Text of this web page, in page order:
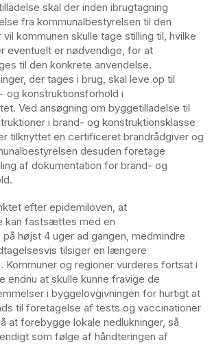
skal der inden ibrugtagning
fra kommunalbestyrelsen til den
kommunen skulle tage stilling til, hvilke
eventuelt er nødvendige, for at
til den konkrete anvendelse.
der tages i brug, skal leve op til
og konstruktionsforhold i
Ved ansøgning om byggetilladelse til
i brand- og konstruktionsklasse
tilknyttet en certificeret brandrådgiver og
desuden foretage
af dokumentation for brand- og
efter epidemiloven, at
kan fastsættes med en
højst 4 uger ad gangen, medmindre
tilsiger en længere
Kommuner og regioner vurderes fortsat i
endnu at skulle kunne fravige de
i byggelovgivningen for hurtigt at
til foretagelse af tests og vaccinationer
at forebygge lokale nedlukninger, så
som følge af håndteringen af